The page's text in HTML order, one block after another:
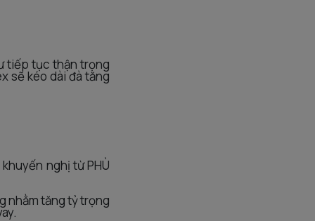
tiếp tục thận trọng
sẽ kéo dài đà tăng
nghị từ PHÙ
nhằm tăng tỷ trọng